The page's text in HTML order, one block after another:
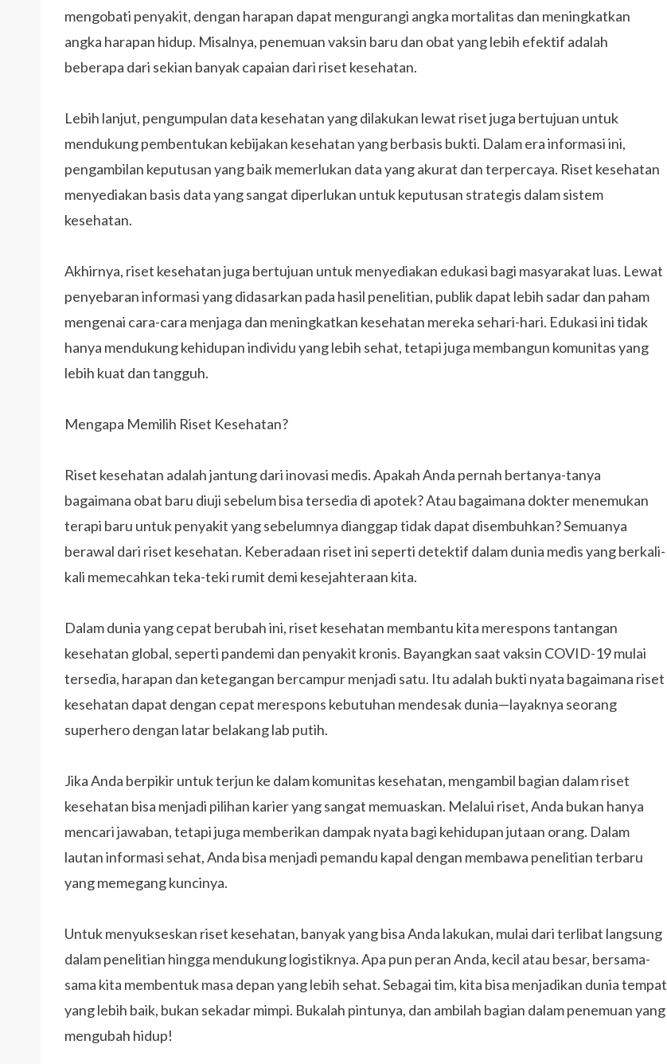
mengobati penyakit, dengan harapan dapat mengurangi angka mortalitas dan meningkatkan
angka harapan hidup. Misalnya, penemuan vaksin baru dan obat yang lebih efektif adalah
beberapa dari sekian banyak capaian dari riset kesehatan.
Lebih lanjut, pengumpulan data kesehatan yang dilakukan lewat riset juga bertujuan untuk
mendukung pembentukan kebijakan kesehatan yang berbasis bukti. Dalam era informasi ini,
pengambilan keputusan yang baik memerlukan data yang akurat dan terpercaya. Riset kesehatan
menyediakan basis data yang sangat diperlukan untuk keputusan strategis dalam sistem
kesehatan.
Akhirnya, riset kesehatan juga bertujuan untuk menyediakan edukasi bagi masyarakat luas. Lewat
penyebaran informasi yang didasarkan pada hasil penelitian, publik dapat lebih sadar dan paham
mengenai cara-cara menjaga dan meningkatkan kesehatan mereka sehari-hari. Edukasi ini tidak
hanya mendukung kehidupan individu yang lebih sehat, tetapi juga membangun komunitas yang
lebih kuat dan tangguh.
Mengapa Memilih Riset Kesehatan?
Riset kesehatan adalah jantung dari inovasi medis. Apakah Anda pernah bertanya-tanya
bagaimana obat baru diuji sebelum bisa tersedia di apotek? Atau bagaimana dokter menemukan
terapi baru untuk penyakit yang sebelumnya dianggap tidak dapat disembuhkan? Semuanya
berawal dari riset kesehatan. Keberadaan riset ini seperti detektif dalam dunia medis yang berkali-
kali memecahkan teka-teki rumit demi kesejahteraan kita.
Dalam dunia yang cepat berubah ini, riset kesehatan membantu kita merespons tantangan
kesehatan global, seperti pandemi dan penyakit kronis. Bayangkan saat vaksin COVID-19 mulai
tersedia, harapan dan ketegangan bercampur menjadi satu. Itu adalah bukti nyata bagaimana riset
kesehatan dapat dengan cepat merespons kebutuhan mendesak dunia—layaknya seorang
superhero dengan latar belakang lab putih.
Jika Anda berpikir untuk terjun ke dalam komunitas kesehatan, mengambil bagian dalam riset
kesehatan bisa menjadi pilihan karier yang sangat memuaskan. Melalui riset, Anda bukan hanya
mencari jawaban, tetapi juga memberikan dampak nyata bagi kehidupan jutaan orang. Dalam
lautan informasi sehat, Anda bisa menjadi pemandu kapal dengan membawa penelitian terbaru
yang memegang kuncinya.
Untuk menyukseskan riset kesehatan, banyak yang bisa Anda lakukan, mulai dari terlibat langsung
dalam penelitian hingga mendukung logistiknya. Apa pun peran Anda, kecil atau besar, bersama-
sama kita membentuk masa depan yang lebih sehat. Sebagai tim, kita bisa menjadikan dunia tempat
yang lebih baik, bukan sekadar mimpi. Bukalah pintunya, dan ambilah bagian dalam penemuan yang
mengubah hidup!